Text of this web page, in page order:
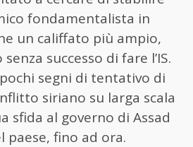
fondamentalista in
un califfato più ampio,
successo di fare l’IS.
segni di tentativo di
siriano su larga scala
sfida al governo di Assad
paese, fino ad ora.